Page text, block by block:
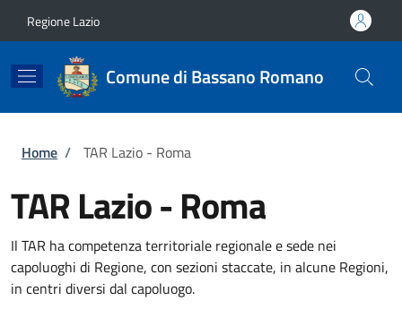
Regione Lazio
Comune di Bassano Romano
Briciole di pane
Home / TAR Lazio - Roma
TAR Lazio - Roma
Il TAR ha competenza territoriale regionale e sede nei
capoluoghi di Regione, con sezioni staccate, in alcune Regioni,
in centri diversi dal capoluogo.